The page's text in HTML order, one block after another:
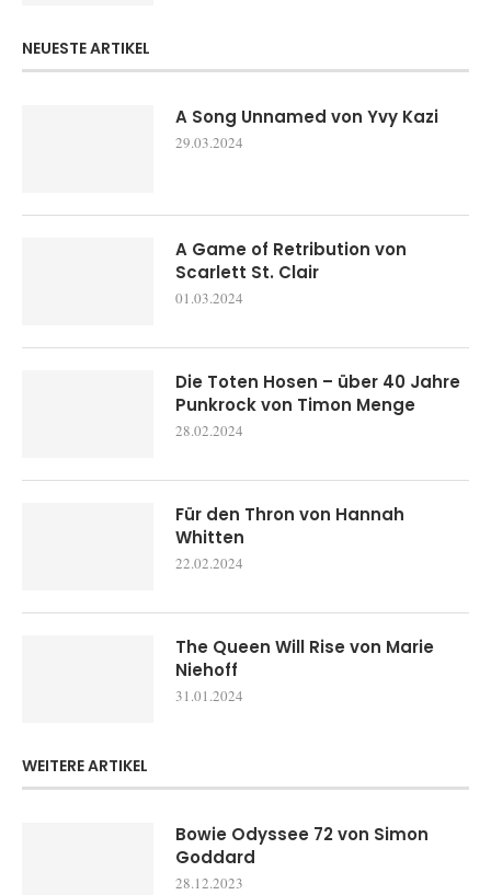
NEUESTE ARTIKEL
A Song Unnamed von Yvy Kazi
29.03.2024
A Game of Retribution von
Scarlett St. Clair
01.03.2024
Die Toten Hosen – über 40 Jahre
Punkrock von Timon Menge
28.02.2024
Für den Thron von Hannah
Whitten
22.02.2024
The Queen Will Rise von Marie
Niehoff
31.01.2024
WEITERE ARTIKEL
Bowie Odyssee 72 von Simon
Goddard
28.12.2023